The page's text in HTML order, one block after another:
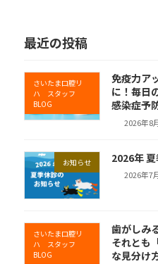
最近の投稿
さいたま口腔リ
ハ スタッフ
BLOG
免疫力ア
に！毎日
感染症予
2026年8
お知らせ 2026年
2026年7
さいたま口腔リ
ハ スタッフ
BLOG
歯がしみ
それとも
な見分け